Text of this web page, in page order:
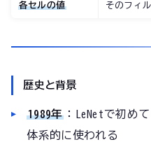
各セルの値 そのフィ
歴史と背景
1989年 ：LeNetで初め
体系的に使われる